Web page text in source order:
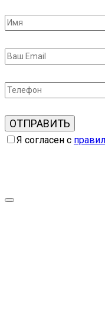
Я согласен с